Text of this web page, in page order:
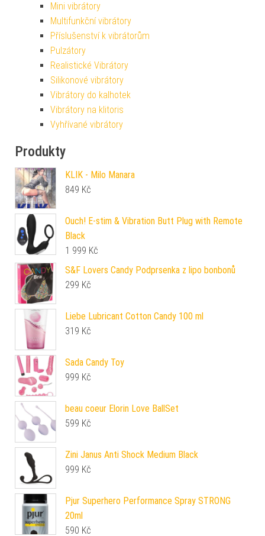
Mini vibrátory
Multifunkční vibrátory
Příslušenství k vibrátorům
Pulzátory
Realistické Vibrátory
Silikonové vibrátory
Vibrátory do kalhotek
Vibrátory na klitoris
Vyhřívané vibrátory
Produkty
KLIK - Milo Manara
849 Kč
Ouch! E-stim & Vibration Butt Plug with Remote
Black
1 999 Kč
S&F Lovers Candy Podprsenka z lipo bonbonů
299 Kč
Liebe Lubricant Cotton Candy 100 ml
319 Kč
Sada Candy Toy
999 Kč
beau coeur Elorin Love BallSet
599 Kč
Zini Janus Anti Shock Medium Black
999 Kč
Pjur Superhero Performance Spray STRONG
20ml
590 Kč